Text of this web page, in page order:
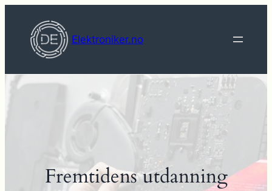
innhold
Elektroniker.no
Fremtidens utdanning